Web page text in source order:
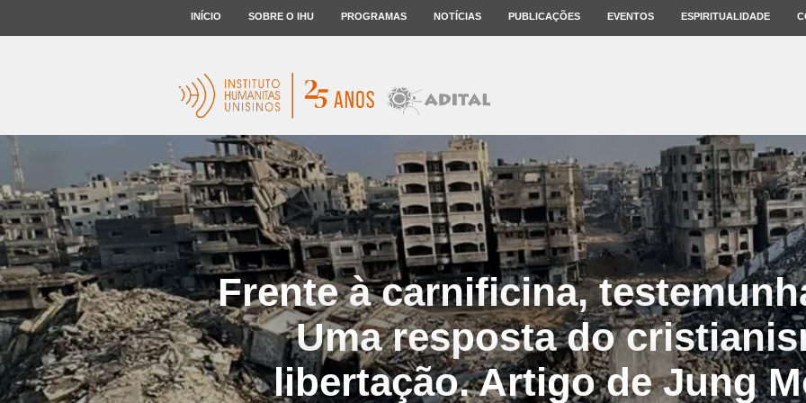
INÍCIO SOBRE O IHU PROGRAMAS NOTÍCIAS PUBLICAÇÕES EVENTOS ESPIRITUALIDADE
Frente à carnificina,
Uma resposta do
libertação. Artigo de Jung